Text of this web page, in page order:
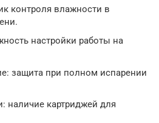
контроля влажности в
настройки работы на
защита при полном испарении
наличие картриджей для